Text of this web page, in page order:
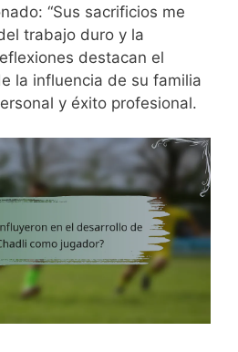
“Sus sacrificios me
trabajo duro y la
destacan el
la influencia de su familia
y éxito profesional.